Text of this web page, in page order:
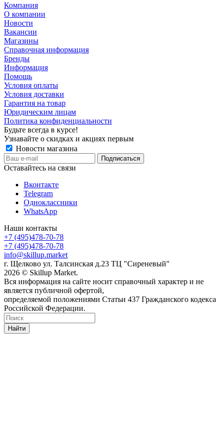
Компания
О компании
Новости
Вакансии
Магазины
Справочная информация
Бренды
Информация
Помощь
Условия оплаты
Условия доставки
Гарантия на товар
Юридическим лицам
Политика конфиденциальности
Будьте всегда в курсе!
Узнавайте о скидках и акциях первым
Новости магазина
Оставайтесь на связи
Вконтакте
Telegram
Одноклассники
WhatsApp
Наши контакты
+7 (495)478-70-78
+7 (495)478-70-78
info@skillup.market
г. Щелково ул. Талсинская д.23 ТЦ "Сиреневый"
2026 © Skillup Market.
Вся информация на сайте носит справочный характер и не
является публичной офертой,
определяемой положениями Статьи 437 Гражданского кодекса
Российской Федерации.
Найти